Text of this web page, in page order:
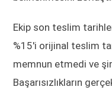
Ekip son teslim
%15'i orijinal teslim
memnun etmedi ve
Başarısızlıkların